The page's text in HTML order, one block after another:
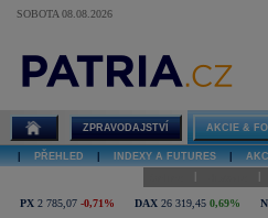
SOBOTA 08.08.2026
Bayer AG
Depository
ZPRAVODAJSTVÍ AKCIE &
PŘEHLED INDEXY A FUTURES
PX 2 785,07 -0,71% DAX 26 319,45 0,69%